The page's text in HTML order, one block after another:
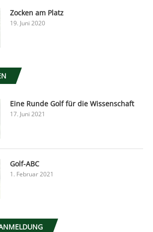
Zocken am Platz
19. Juni 2020
Eine Runde Golf für die Wissenschaft
17. Juni 2021
Golf-ABC
1. Februar 2021